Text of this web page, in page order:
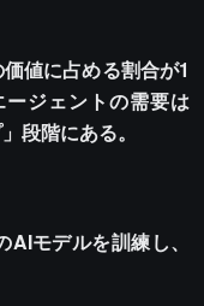
値に占める割合が1
ジェントの需要は
段階にある。
モデルを訓練し、